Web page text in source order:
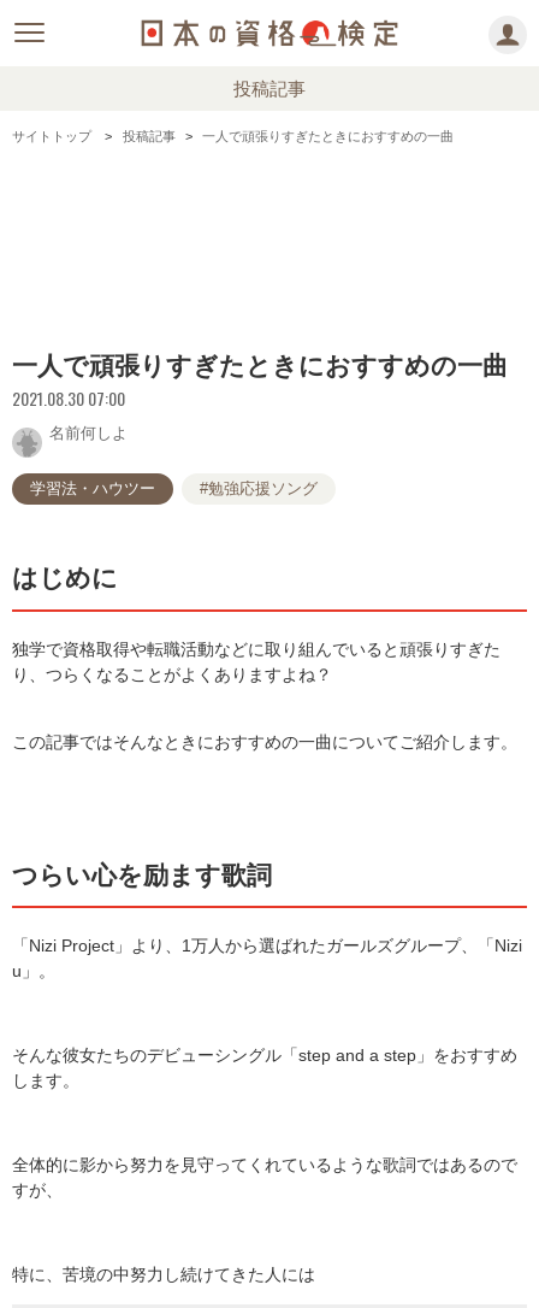
投稿記事
サイトトップ 投稿記事 一人で頑張りすぎたときにおすすめの一曲
一人で頑張りすぎたときにおすすめの一曲
2021.08.30 07:00
名前何しよ
学習法・ハウツー #勉強応援ソング
はじめに
独学で資格取得や転職活動などに取り組んでいると頑張りすぎた
り、つらくなることがよくありますよね？
この記事ではそんなときにおすすめの一曲についてご紹介します。
つらい心を励ます歌詞
「Nizi Project」より、1万人から選ばれたガールズグループ、「Nizi
u」。
そんな彼女たちのデビューシングル「step and a step」をおすすめ
します。
全体的に影から努力を見守ってくれているような歌詞ではあるので
すが、
特に、苦境の中努力し続けてきた人には